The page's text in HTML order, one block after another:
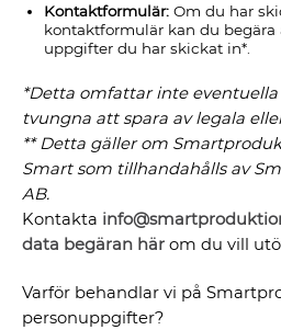
Kontaktformulär:Om du har
kontaktformulär kan du begära
uppgifter du har skickat in*.
*Detta omfattar inte
tvungna att spara av legala
** Detta gäller om
Smart som tillhandahålls av
AB.
Kontakta
data begäran här om du vill
Varför behandlar vi på
personuppgifter?